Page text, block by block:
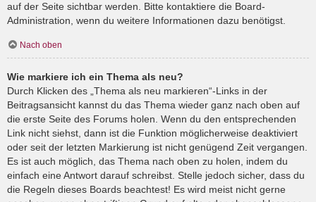
auf der Seite sichtbar werden. Bitte kontaktiere die Board-
Administration, wenn du weitere Informationen dazu benötigst.
Nach oben
Wie markiere ich ein Thema als neu?
Durch Klicken des „Thema als neu markieren“-Links in der
Beitragsansicht kannst du das Thema wieder ganz nach oben auf
die erste Seite des Forums holen. Wenn du den entsprechenden
Link nicht siehst, dann ist die Funktion möglicherweise deaktiviert
oder seit der letzten Markierung ist nicht genügend Zeit vergangen.
Es ist auch möglich, das Thema nach oben zu holen, indem du
einfach eine Antwort darauf schreibst. Stelle jedoch sicher, dass du
die Regeln dieses Boards beachtest! Es wird meist nicht gerne